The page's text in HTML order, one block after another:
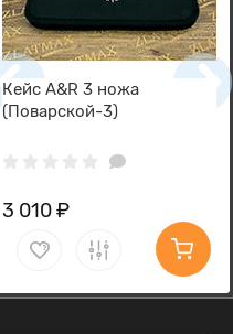
Кейс А&R 3 ножа
(Поварской-3)
3 010 ₽